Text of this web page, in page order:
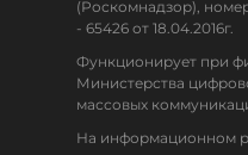
(Роскомнадзор),
- 65426 от 18.04.2016г.
Функционирует при
Министерства
массовых
На информационном